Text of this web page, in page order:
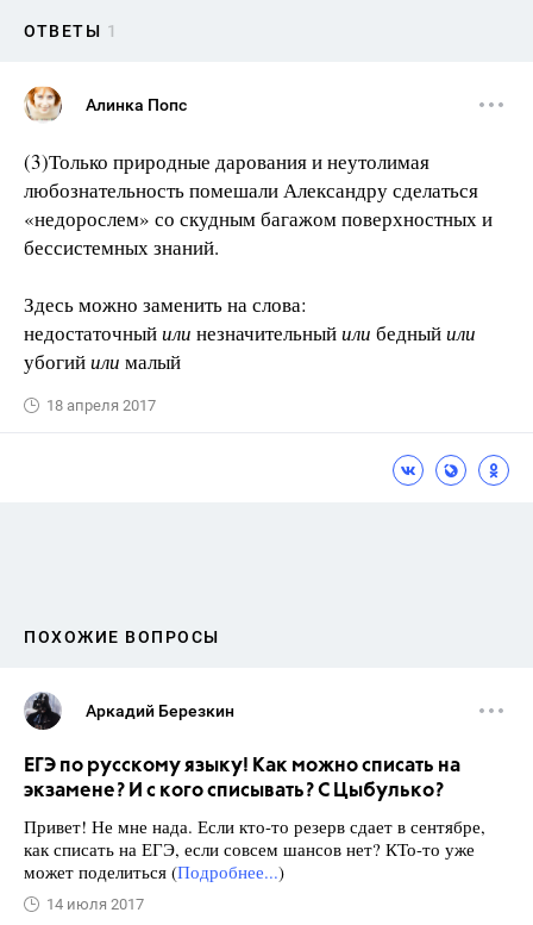
ОТВЕТЫ 1
Алинка Попс
(3)Только природные дарования и неутолимая
любознательность помешали Александру сделаться
«недорослем» со скудным багажом поверхностных и
бессистемных знаний.
Здесь можно заменить на слова:
недостаточныйили незначительныйили бедныйили
убогийили малый
18 апреля 2017
ПОХОЖИЕ ВОПРОСЫ
Аркадий Березкин
ЕГЭ по русскому языку! Как можно списать на
экзамене? И с кого списывать? С Цыбулько?
Привет! Не мне нада. Если кто-то резерв сдает в сентябре,
как списать на ЕГЭ, если совсем шансов нет? КТо-то уже
может поделиться (Подробнее...)
14 июля 2017